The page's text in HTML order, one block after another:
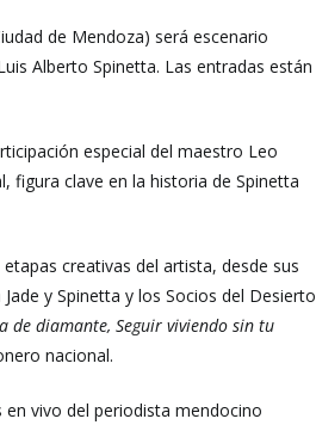
de Mendoza) será escenario
Alberto Spinetta. Las entradas están
especial del maestro Leo
figura clave en la historia de Spinetta
creativas del artista, desde sus
y Spinetta y los Socios del Desierto
de diamante, Seguir viviendo sin tu
nacional.
vivo del periodista mendocino